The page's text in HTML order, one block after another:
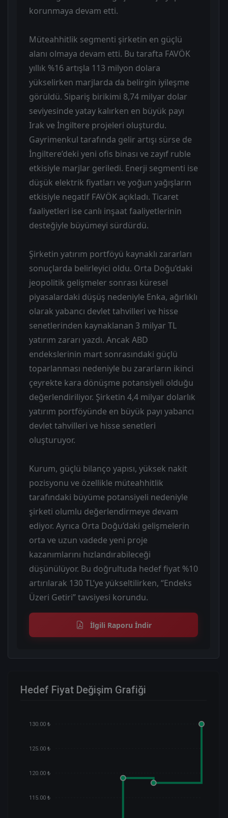
korunmaya devam etti.
Müteahhitlik segmenti şirketin en güçlü
alanı olmaya devam etti. Bu tarafta FAVÖK
yıllık %16 artışla 113 milyon dolara
yükselirken marjlarda da belirgin iyileşme
görüldü. Sipariş birikimi 8,74 milyar dolar
seviyesinde yatay kalırken en büyük payı
Irak ve İngiltere projeleri oluşturdu.
Gayrimenkul tarafında gelir artışı sürse de
İngiltere’deki yeni ofis binası ve zayıf ruble
etkisiyle marjlar geriledi. Enerji segmenti ise
düşük elektrik fiyatları ve yoğun yağışların
etkisiyle negatif FAVÖK açıkladı. Ticaret
faaliyetleri ise canlı inşaat faaliyetlerinin
desteğiyle büyümeyi sürdürdü.
Şirketin yatırım portföyü kaynaklı zararları
sonuçlarda belirleyici oldu. Orta Doğu’daki
jeopolitik gelişmeler sonrası küresel
piyasalardaki düşüş nedeniyle Enka, ağırlıklı
olarak yabancı devlet tahvilleri ve hisse
senetlerinden kaynaklanan 3 milyar TL
yatırım zararı yazdı. Ancak ABD
endekslerinin mart sonrasındaki güçlü
toparlanması nedeniyle bu zararların ikinci
çeyrekte kara dönüşme potansiyeli olduğu
değerlendiriliyor. Şirketin 4,4 milyar dolarlık
yatırım portföyünde en büyük payı yabancı
devlet tahvilleri ve hisse senetleri
oluşturuyor.
Kurum, güçlü bilanço yapısı, yüksek nakit
pozisyonu ve özellikle müteahhitlik
tarafındaki büyüme potansiyeli nedeniyle
şirketi olumlu değerlendirmeye devam
ediyor. Ayrıca Orta Doğu’daki gelişmelerin
orta ve uzun vadede yeni proje
kazanımlarını hızlandırabileceği
düşünülüyor. Bu doğrultuda hedef fiyat %10
artırılarak 130 TL’ye yükseltilirken, “Endeks
Üzeri Getiri” tavsiyesi korundu.
İlgili Raporu İndir
Hedef Fiyat Değişim Grafiği
130.00 ₺
125.00 ₺
120.00 ₺
115.00 ₺